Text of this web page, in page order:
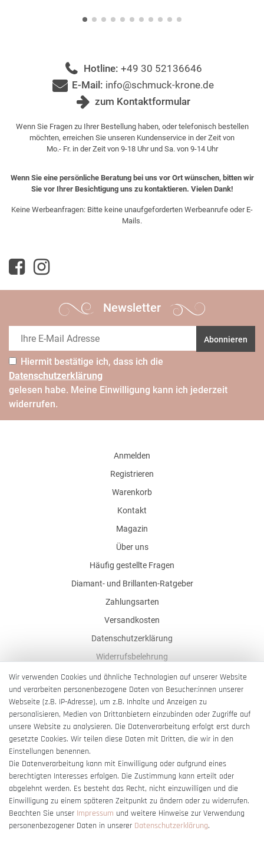
Hotline: +49 30 52136646
E-Mail: info@schmuck-krone.de
zum Kontaktformular
Wenn Sie Fragen zu Ihrer Bestellung haben, oder telefonisch bestellen
möchten, erreichen Sie unseren Kundenservice in der Zeit von
Mo.- Fr. in der Zeit von 9-18 Uhr und Sa. von 9-14 Uhr
Wenn Sie eine persönliche Beratung bei uns vor Ort wünschen, bitten wir
Sie vor Ihrer Besichtigung uns zu kontaktieren. Vielen Dank!
Keine Werbeanfragen: Bitte keine unaufgeforderten Werbeanrufe oder E-
Mails.
Newsletter
Abonnieren
Hiermit bestätige ich, dass ich die
Daten­schutz­erklärung
gelesen habe. Meine Einwilligung kann ich jederzeit
widerrufen.
Anmelden
Registrieren
Warenkorb
Kontakt
Magazin
Über uns
Häufig gestellte Fragen
Diamant- und Brillanten-Ratgeber
Zahlungsarten
Versandkosten
Datenschutzerklärung
Widerrufsbelehrung
AGB
Impressum
Barrierefreiheitserklärung
Vertrag widerrufen
Wir verwenden Cookies und ähnliche Technologien auf unserer Website
und verarbeiten personenbezogene Daten von Besucher:innen unserer
Webseite (z.B. IP-Adresse), um z.B. Inhalte und Anzeigen zu
personalisieren, Medien von Drittanbietern einzubinden oder Zugriffe auf
unsere Website zu analysieren. Die Datenverarbeitung erfolgt erst durch
gesetzte Cookies. Wir teilen diese Daten mit Dritten, die wir in den
Einstellungen benennen.
Die Datenverarbeitung kann mit Einwilligung oder aufgrund eines
berechtigten Interesses erfolgen. Die Zustimmung kann erteilt oder
abgelehnt werden. Es besteht das Recht, nicht einzuwilligen und die
Einwilligung zu einem späteren Zeitpunkt zu ändern oder zu widerrufen.
Beachten Sie unser Impressum und weitere Hinweise zur Verwendung
personenbezogener Daten in unserer Daten­schutz­erklärung.